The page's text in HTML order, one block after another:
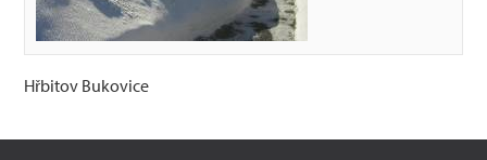
Hřbitov Bukovice